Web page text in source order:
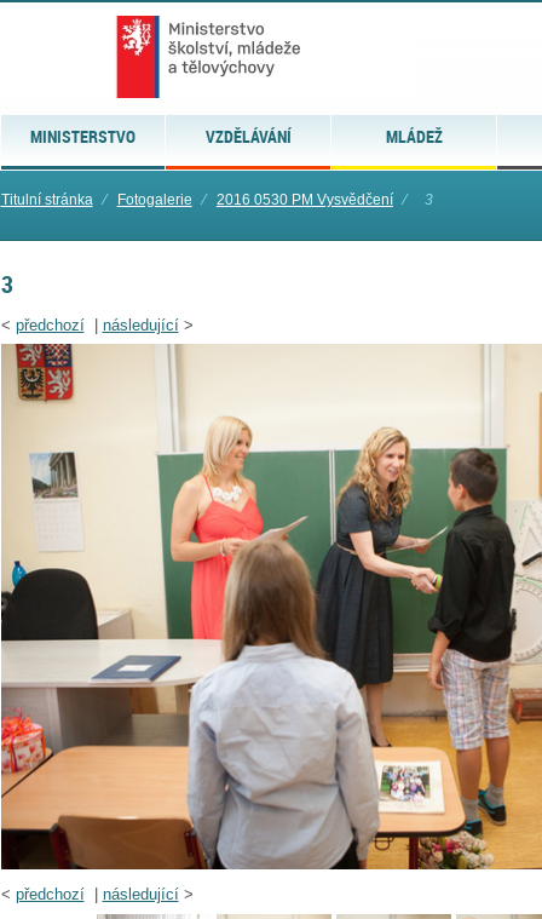
MINISTERSTVO VZDĚLÁVÁNÍ MLÁDEŽ
Titulní stránka ⁄ Fotogalerie ⁄ 2016 0530 PM Vysvědčení ⁄ 3
3
< předchozí| následující>
< předchozí| následující>